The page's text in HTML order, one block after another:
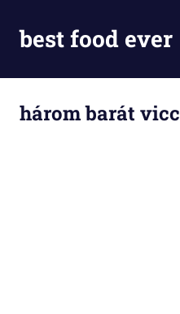
contentbest food ever
három barát vicc